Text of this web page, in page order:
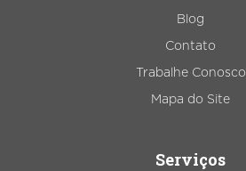
Blog
Contato
Trabalhe Conosco
Mapa do Site
Serviços